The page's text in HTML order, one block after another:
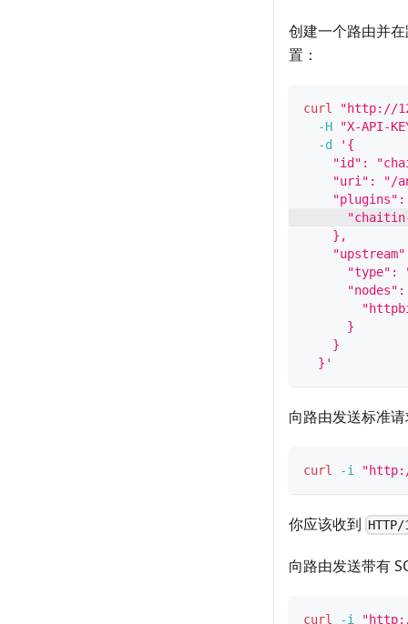
创建一个路由并
置：
curl
"http://
-H
"X-API-
-d
'{
"id":
"uri": "/
"plugins":
    },
"type":
"nodes":
      }
    }
  }'
向路由发送标准
curl -i
你应该收到
向路由发送带有
curl -i